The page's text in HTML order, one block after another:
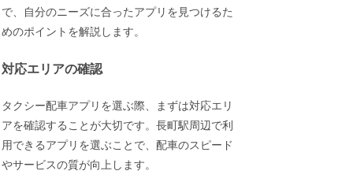
で、自分のニーズに合ったアプリを見つけるた
めのポイントを解説します。
対応エリアの確認
タクシー配車アプリを選ぶ際、まずは対応エリ
アを確認することが大切です。長町駅周辺で利
用できるアプリを選ぶことで、配車のスピード
やサービスの質が向上します。